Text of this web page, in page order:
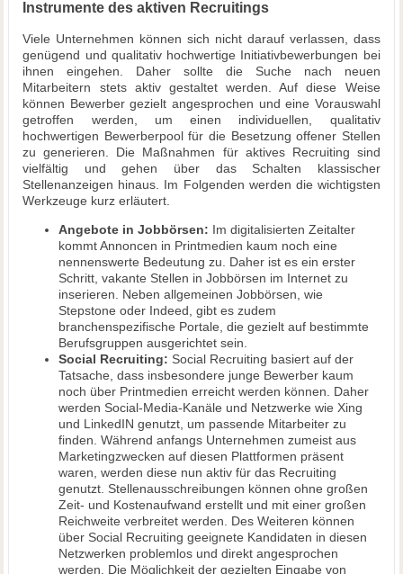
Instrumente des aktiven Recruitings
Viele Unternehmen können sich nicht darauf verlassen, dass
genügend und qualitativ hochwertige Initiativbewerbungen bei
ihnen eingehen. Daher sollte die Suche nach neuen
Mitarbeitern stets aktiv gestaltet werden. Auf diese Weise
können Bewerber gezielt angesprochen und eine Vorauswahl
getroffen werden, um einen individuellen, qualitativ
hochwertigen Bewerberpool für die Besetzung offener Stellen
zu generieren. Die Maßnahmen für aktives Recruiting sind
vielfältig und gehen über das Schalten klassischer
Stellenanzeigen hinaus. Im Folgenden werden die wichtigsten
Werkzeuge kurz erläutert.
Angebote in Jobbörsen: Im digitalisierten Zeitalter
kommt Annoncen in Printmedien kaum noch eine
nennenswerte Bedeutung zu. Daher ist es ein erster
Schritt, vakante Stellen in Jobbörsen im Internet zu
inserieren. Neben allgemeinen Jobbörsen, wie
Stepstone oder Indeed, gibt es zudem
branchenspezifische Portale, die gezielt auf bestimmte
Berufsgruppen ausgerichtet sein.
Social Recruiting: Social Recruiting basiert auf der
Tatsache, dass insbesondere junge Bewerber kaum
noch über Printmedien erreicht werden können. Daher
werden Social-Media-Kanäle und Netzwerke wie Xing
und LinkedIN genutzt, um passende Mitarbeiter zu
finden. Während anfangs Unternehmen zumeist aus
Marketingzwecken auf diesen Plattformen präsent
waren, werden diese nun aktiv für das Recruiting
genutzt. Stellenausschreibungen können ohne großen
Zeit- und Kostenaufwand erstellt und mit einer großen
Reichweite verbreitet werden. Des Weiteren können
über Social Recruiting geeignete Kandidaten in diesen
Netzwerken problemlos und direkt angesprochen
werden. Die Möglichkeit der gezielten Eingabe von